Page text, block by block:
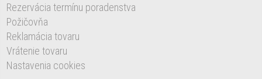
Rezervácia termínu poradenstva
Požičovňa
Reklamácia tovaru
Vrátenie tovaru
Nastavenia cookies